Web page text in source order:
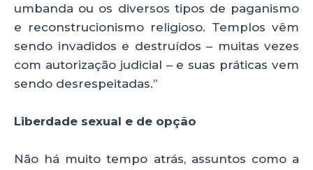
umbanda ou os diversos tipos de paganismo
e reconstrucionismo religioso. Templos vêm
sendo invadidos e destruídos – muitas vezes
com autorização judicial – e suas práticas vem
sendo desrespeitadas.”
Liberdade sexual e de opção
Não há muito tempo atrás, assuntos como a